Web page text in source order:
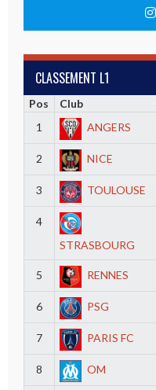
CLASSEMENT L1
Pos Club
1
ANGERS
2 NICE
3 TOULOUSE
4
STRASBOURG
5 RENNES
6 PSG
7 PARIS FC
8 OM